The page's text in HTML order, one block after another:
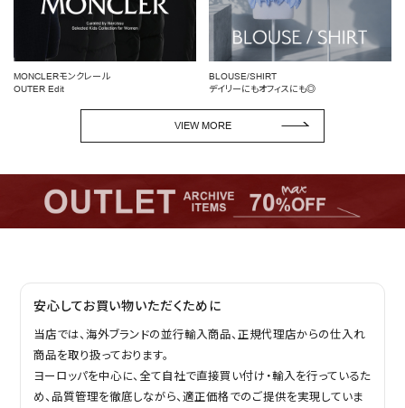
MONCLERモンクレール
OUTER Edit
BLOUSE/SHIRT
デイリーにもオフィスにも◎
VIEW MORE
安心してお買い物いただくために
当店では、海外ブランドの並行輸入商品、正規代理店からの仕入れ
商品を取り扱っております。
ヨーロッパを中心に、全て自社で直接買い付け・輸入を行っているた
め、品質管理を徹底しながら、適正価格でのご提供を実現していま